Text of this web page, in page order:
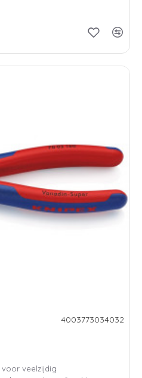
4003773034032
veelzijdig